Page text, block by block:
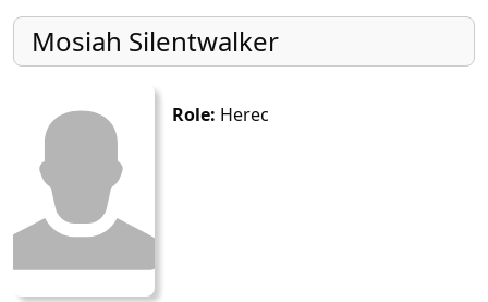
Mosiah Silentwalker
Role: Herec